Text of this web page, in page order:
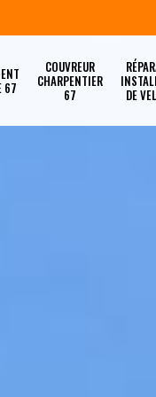
67
COUVREUR
CHARPENTIER
67
DE